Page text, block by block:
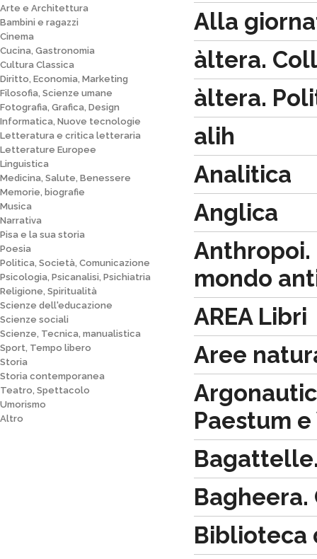
Arte e Architettura
Bambini e ragazzi
Cinema
Cucina, Gastronomia
Cultura Classica
Diritto, Economia, Marketing
Filosofia, Scienze umane
Fotografia, Grafica, Design
Informatica, Nuove tecnologie
Letteratura e critica letteraria
Letterature Europee
Linguistica
Medicina, Salute, Benessere
Memorie, biografie
Musica
Narrativa
Pisa e la sua storia
Poesia
Politica, Società, Comunicazione
Psicologia, Psicanalisi, Psichiatria
Religione, Spiritualità
Scienze dell'educazione
Scienze sociali
Scienze, Tecnica, manualistica
Sport, Tempo libero
Storia
Storia contemporanea
Teatro, Spettacolo
Umorismo
Altro
Alla
àltera.
àltera.
alih
Analitica
Anglica
mondo
AREA Libri
Aree
Paestum
Biblioteca